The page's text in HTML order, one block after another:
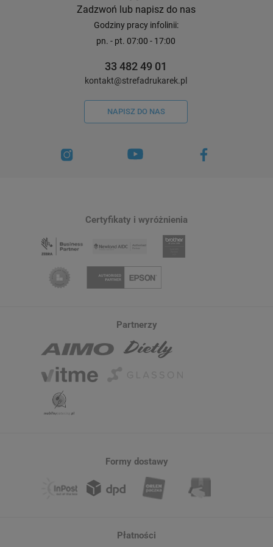
Zadzwoń lub napisz do nas
Godziny pracy infolinii:
pn. - pt. 07:00 - 17:00
33 482 49 01
kontakt@strefadrukarek.pl
NAPISZ DO NAS
Certyfikaty i wyróżnienia
Partnerzy
Formy dostawy
Płatności